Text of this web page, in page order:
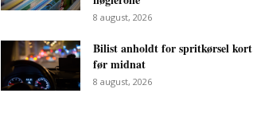
8 august, 2026
Bilist anholdt for spritkørsel kort
før midnat
8 august, 2026